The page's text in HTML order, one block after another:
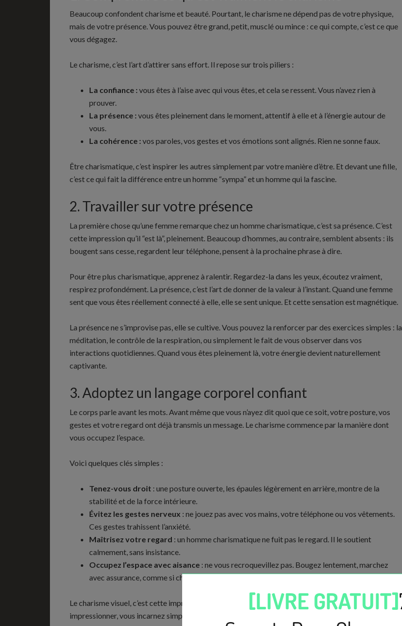
Beaucoup confondent charisme et beauté. Pourtant, le charisme ne dépend pas de votre physique,
mais de votre présence. Vous pouvez être grand, petit, musclé ou mince : ce qui compte, c’est ce que
vous dégagez.
Le charisme, c’est l’art d’attirer sans effort. Il repose sur trois piliers :
La confiance : vous êtes à l’aise avec qui vous êtes, et cela se ressent. Vous n’avez rien à
prouver.
La présence : vous êtes pleinement dans le moment, attentif à elle et à l’énergie autour de
vous.
La cohérence : vos paroles, vos gestes et vos émotions sont alignés. Rien ne sonne faux.
Être charismatique, c’est inspirer les autres simplement par votre manière d’être. Et devant une fille,
c’est ce qui fait la différence entre un homme “sympa” et un homme qui la fascine.
2. Travailler sur votre présence
La première chose qu’une femme remarque chez un homme charismatique, c’est sa présence. C’est
cette impression qu’il “est là”, pleinement. Beaucoup d’hommes, au contraire, semblent absents : ils
bougent sans cesse, regardent leur téléphone, pensent à la prochaine phrase à dire.
Pour être plus charismatique, apprenez à ralentir. Regardez-la dans les yeux, écoutez vraiment,
respirez profondément. La présence, c’est l’art de donner de la valeur à l’instant. Quand une femme
sent que vous êtes réellement connecté à elle, elle se sent unique. Et cette sensation est magnétique.
La présence ne s’improvise pas, elle se cultive. Vous pouvez la renforcer par des exercices simples : la
méditation, le contrôle de la respiration, ou simplement le fait de vous observer dans vos
interactions quotidiennes. Quand vous êtes pleinement là, votre énergie devient naturellement
captivante.
3. Adoptez un langage corporel confiant
Le corps parle avant les mots. Avant même que vous n’ayez dit quoi que ce soit, votre posture, vos
gestes et votre regard ont déjà transmis un message. Le charisme commence par la manière dont
vous occupez l’espace.
Voici quelques clés simples :
Tenez-vous droit : une posture ouverte, les épaules légèrement en arrière, montre de la
stabilité et de la force intérieure.
Évitez les gestes nerveux : ne jouez pas avec vos mains, votre téléphone ou vos vêtements.
Ces gestes trahissent l’anxiété.
Maîtrisez votre regard : un homme charismatique ne fuit pas le regard. Il le soutient
calmement, sans insistance.
Occupez l’espace avec aisance : ne vous recroquevillez pas. Bougez lentement, marchez
avec assurance, comme si chaque pas avait un but.
Le charisme visuel, c’est cette impression de solidité tranquille. Vous ne cherchez pas à
impressionner, vous incarnez simplement une présence stable. Et cette stabilité attire naturellement.